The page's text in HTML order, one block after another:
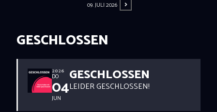
ABOUT
RESERVIERUNG
09. JULI 2026
GESCHLOSSEN
2026
DO
04
JUN
GESCHLOSSEN
LEIDER GESCHLOSSEN!